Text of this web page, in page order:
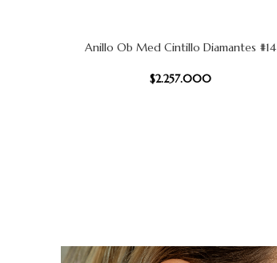
AÑADIR AL CARRITO
Anillo Ob Med Cintillo Diamantes #14
$2.257.000